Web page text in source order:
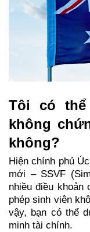
Tôi có
không
không?
Hiện chính phủ
mới – SSVF
nhiều điều
phép sinh viên
vậy, bạn có thể
minh tài chính.